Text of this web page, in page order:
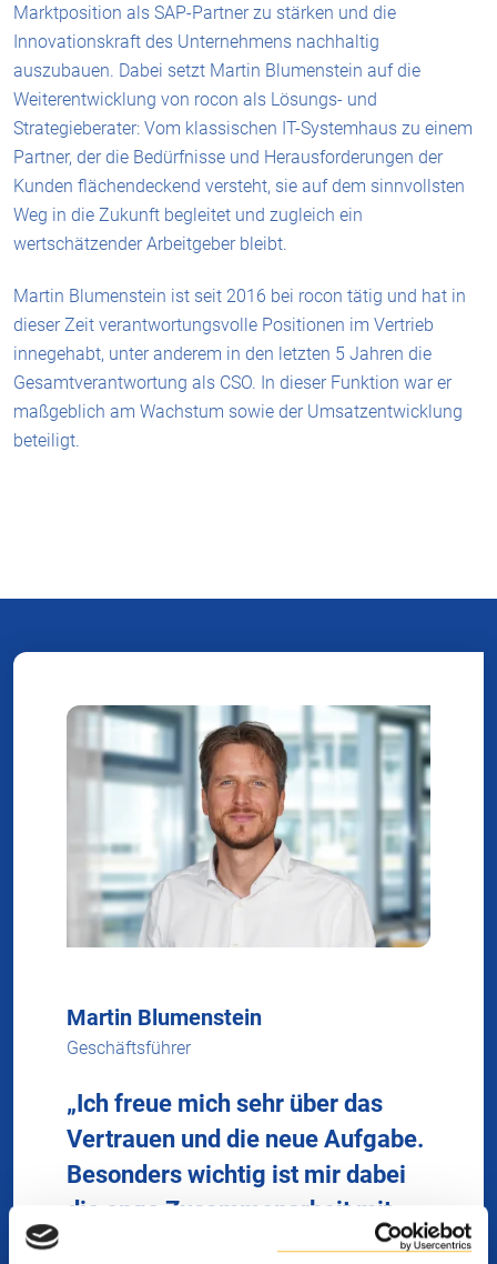
Marktposition als SAP-Partner zu stärken und die
Innovationskraft des Unternehmens nachhaltig
auszubauen. Dabei setzt Martin Blumenstein auf die
Weiterentwicklung von rocon als Lösungs- und
Strategieberater: Vom klassischen IT-Systemhaus zu einem
Partner, der die Bedürfnisse und Herausforderungen der
Kunden flächendeckend versteht, sie auf dem sinnvollsten
Weg in die Zukunft begleitet und zugleich ein
wertschätzender Arbeitgeber bleibt.
Martin Blumenstein ist seit 2016 bei rocon tätig und hat in
dieser Zeit verantwortungsvolle Positionen im Vertrieb
innegehabt, unter anderem in den letzten 5 Jahren die
Gesamtverantwortung als CSO. In dieser Funktion war er
maßgeblich am Wachstum sowie der Umsatzentwicklung
beteiligt.
Martin Blumenstein
Geschäftsführer
„Ich freue mich sehr über das
Vertrauen und die neue Aufgabe.
Besonders wichtig ist mir dabei
die enge Zusammenarbeit mit
unserem Team, das mit seiner